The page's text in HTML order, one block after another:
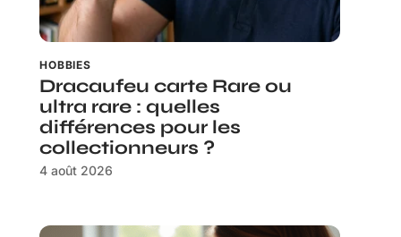
HOBBIES
Dracaufeu carte Rare ou
ultra rare : quelles
différences pour les
collectionneurs ?
4 août 2026